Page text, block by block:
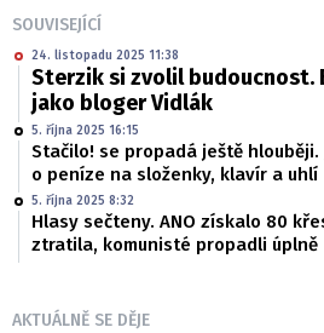
SOUVISEJÍCÍ
24. listopadu 2025 11:38
Sterzik si zvolil budoucnost.
jako bloger Vidlák
5. října 2025 16:15
Stačilo! se propadá ještě
o peníze na složenky, klavír a uhlí
5. října 2025 8:32
Hlasy sečteny. ANO získalo 80
ztratila, komunisté propadli úplně
AKTUÁLNĚ SE DĚJE